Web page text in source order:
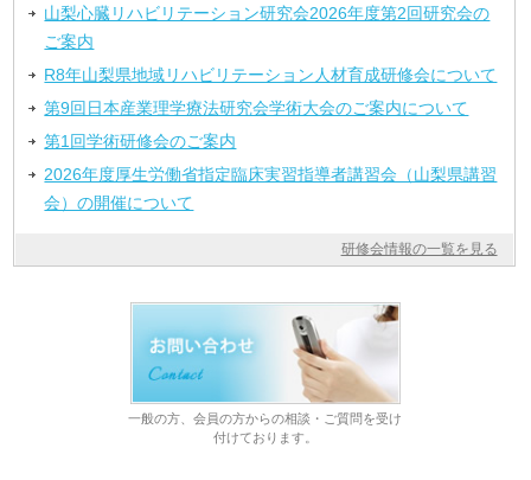
山梨心臓リハビリテーション研究会2026年度第2回研究会の
ご案内
R8年山梨県地域リハビリテーション人材育成研修会について
第9回日本産業理学療法研究会学術大会のご案内について
第1回学術研修会のご案内
2026年度厚生労働省指定臨床実習指導者講習会（山梨県講習
会）の開催について
研修会情報の一覧を見る
一般の方、会員の方からの相談・ご質問を受け
付けております。